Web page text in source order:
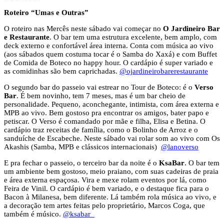
Roteiro “Umas e Outras”
O roteiro nas Mercês neste sábado vai começar no O Jardineiro Bar
e Restaurante. O bar tem uma estrutura excelente, bem amplo, com
deck externo e confortável área interna. Conta com música ao vivo
(aos sábados quem costuma tocar é o Samba do Xaxá) e com Buffet
de Comida de Boteco no happy hour. O cardápio é super variado e
as comidinhas são bem caprichadas. @ojardineirobarerestaurante
O segundo bar do passeio vai estrear no Tour de Boteco: é o Verso
Bar. É bem novinho, tem 7 meses, mas é um bar cheio de
personalidade. Pequeno, aconchegante, intimista, com área externa e
MPB ao vivo. Bem gostoso pra encontrar os amigos, bater papo e
petiscar. O Verso é comandado por mãe e filha, Elisa e Betina. O
cardápio traz receitas de família, como o Bolinho de Arroz e o
sanduíche de Escabeche. Neste sábado vai rolar som ao vivo com Os
Akashis (Samba, MPB e clássicos internacionais) @lanoverso
E pra fechar o passeio, o terceiro bar da noite é o KsaBar. O bar tem
um ambiente bem gostoso, meio praiano, com suas cadeiras de praia
e área externa espaçosa. Vira e mexe rolam eventos por lá, como
Feira de Vinil. O cardápio é bem variado, e o destaque fica para o
Bacon à Milanesa, bem diferente. Lá também rola música ao vivo, e
a decoração tem artes feitas pelo proprietário, Marcos Coga, que
também é músico. @ksabar_